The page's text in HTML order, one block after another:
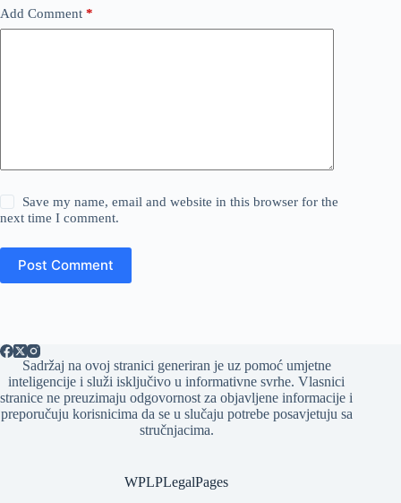
Add Comment *
Save my name, email and website in this browser for the
next time I comment.
Post Comment
Sadržaj na ovoj stranici generiran je uz pomoć umjetne
inteligencije i služi isključivo u informativne svrhe. Vlasnici
stranice ne preuzimaju odgovornost za objavljene informacije i
preporučuju korisnicima da se u slučaju potrebe posavjetuju sa
stručnjacima.
WPLPLegalPages